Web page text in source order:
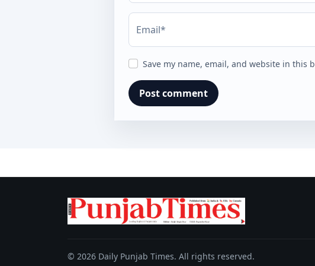
Email*
Save my name, email, and website in
© 2026 Daily Punjab Times. All rights reserved.